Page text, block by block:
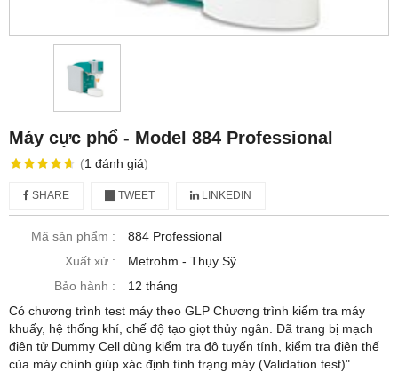
Máy cực phổ - Model 884 Professional
(1 đánh giá)
SHARE TWEET LINKEDIN
Mã sản phẩm :
884 Professional
Xuất xứ :
Metrohm - Thụy Sỹ
Bảo hành :
12 tháng
Có chương trình test máy theo GLP Chương trình kiểm tra máy
khuấy, hệ thống khí, chế độ tạo giọt thủy ngân. Đã trang bị mạch
điện tử Dummy Cell dùng kiểm tra độ tuyến tính, kiểm tra điện thế
của máy chính giúp xác định tình trạng máy (Validation test)"